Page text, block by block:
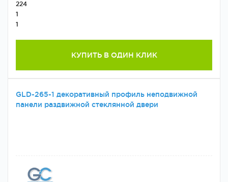
224
1
1
КУПИТЬ В ОДИН КЛИК
GLD-265-1 декоративный профиль неподвижной
панели раздвижной стеклянной двери